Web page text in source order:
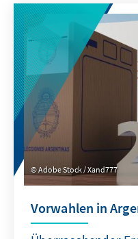
Westdeutschland
verschiedenen
verändern sich die
Fragen geht die
repräsentativen
sechs Monaten nach.
Adobe Stock / Xand777
Vorwahlen in